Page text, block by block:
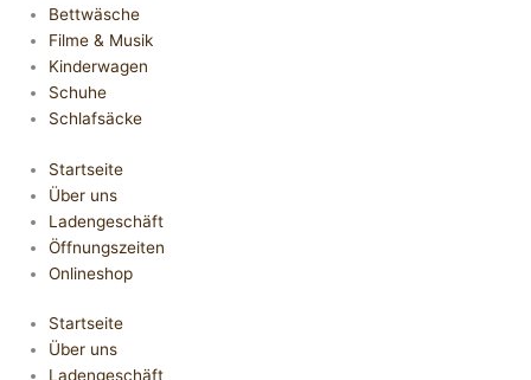
Bettwäsche
Filme & Musik
Kinderwagen
Schuhe
Schlafsäcke
Startseite
Über uns
Ladengeschäft
Öffnungszeiten
Onlineshop
Startseite
Über uns
Ladengeschäft